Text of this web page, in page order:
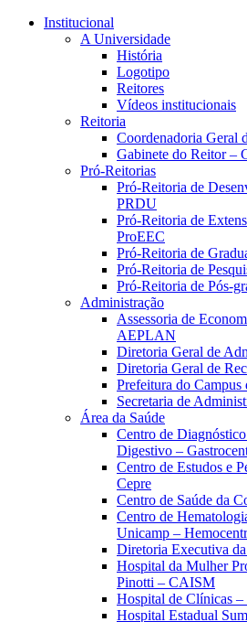
Conteúdo principal
Institucional
A Universidade
História
Logotipo
Reitores
Vídeos institucionais
Reitoria
Coordenadoria Geral
Gabinete do Reitor –
Pró-Reitorias
Pró-Reitoria de
PRDU
Pró-Reitoria de
ProEEC
Pró-Reitoria de
Pró-Reitoria de
Pró-Reitoria de Pós-
Administração
Assessoria de
AEPLAN
Diretoria Geral de
Diretoria Geral de
Prefeitura do Campus
Secretaria de
Área da Saúde
Centro de
Digestivo –
Centro de Estudos e
Cepre
Centro de Saúde da
Centro de
Unicamp –
Diretoria Executiva
Hospital da Mulher
Pinotti – CAISM
Hospital de Clínicas –
Hospital Estadual